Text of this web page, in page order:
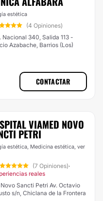
estética
(4 Opiniones)
Nacional 340, Salida 113 -
Azabache, Barrios (Los)
CONTACTAR
VIAMED NOVO
PETRI
estética, Medicina estética, ver
(7 Opiniones)·
reales
Sancti Petri Av. Octavio
s/n, Chiclana de la Frontera